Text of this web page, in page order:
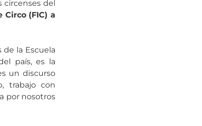
del
Circo (FIC) a
de la Escuela
país, es la
un discurso
trabajo con
por nosotros